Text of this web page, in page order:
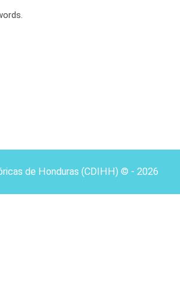
de Honduras (CDIHH) © - 2026